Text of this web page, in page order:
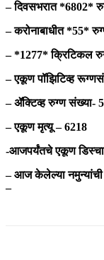
– दिवसभरात *6802*
– करोनाबाधीत *55*
– *1277* क्रिटिकल
– एकूण पॉझिटिव्ह
– ॲक्टिव्ह रुग्ण संख्या-
– एकूण मृत्यू – 6218
-आजपर्यंतचे एकूण
– आज केलेल्या
–